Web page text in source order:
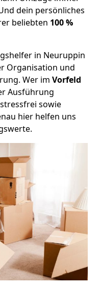
dein persönliches
beliebten 100 %
in Neuruppin
Organisation und
Wer im Vorfeld
Ausführung
sowie
hier helfen uns